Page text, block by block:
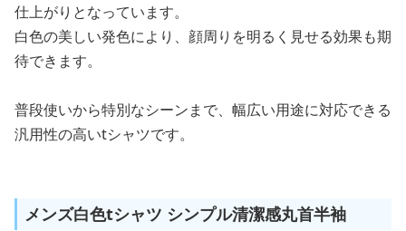
仕上がりとなっています。
白色の美しい発色により、顔周りを明るく見せる効果も期
待できます。
普段使いから特別なシーンまで、幅広い用途に対応できる
汎用性の高いtシャツです。
メンズ白色tシャツ シンプル清潔感丸首半袖